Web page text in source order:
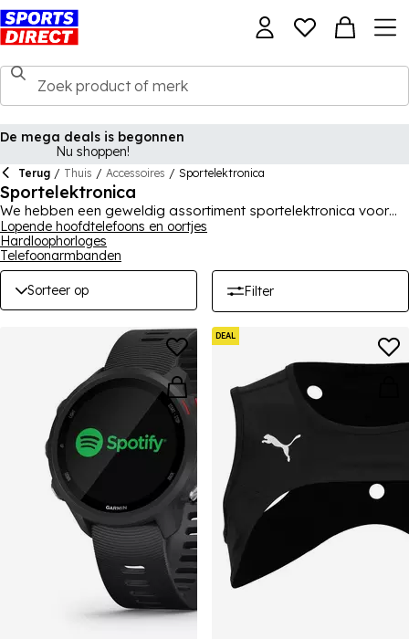
De mega deals is begonnen
Nu shoppen!
Terug / Thuis / Accessoires / Sportelektronica
Sportelektronica
We hebben een geweldig assortiment sportelektronica voor
mannen, vrouwen en kinderen om je te helpen trainen of spelen
op je best. Onze fitness stappenteller horloges zijn geweldig
voor het monitoren van je workout of run. Terwijl een GPS-
horloge de perfecte metgezel is voor een rondje golf. Vind al je
sportelektronica hier tegen gereduceerde prijzen!
Lopende hoofdtelefoons en oortjes
Hardloophorloges
Telefoonarmbanden
Sorteer op Filter
DEAL